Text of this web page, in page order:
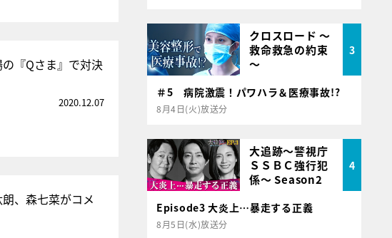
『Qさま』で対決
2020.12.07
、森七菜がコメ
クロスロード ～
救命救急の約束
～
3
＃5 病院激震！パワハラ＆医療事故!?
8月4日(火)放送分
大追跡～警視庁
ＳＳＢＣ強行犯
係～ Season2
4
Episode3 大炎上…暴走する正義
8月5日(水)放送分